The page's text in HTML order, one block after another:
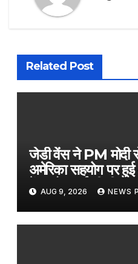
Related Post
जेडी वेंस ने PM मोदी
अमेरिका सहयोग पर हुई
वेंस को बधाई भी
2026 at 5:49
AUG 9, 2026 NEWS